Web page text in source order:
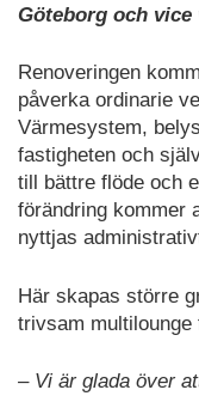
Göteborg och
Renoveringen
påverka ordinarie
Värmesystem,
fastigheten och
till bättre flöde och
förändring kommer
nyttjas
Här skapas större
trivsam multilounge
– Vi är glada över